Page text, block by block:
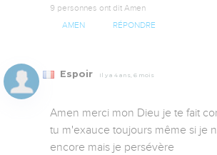
9 personnes ont dit Amen
AMEN RÉPONDRE
Espoir Il y a 4 ans, 6 mois
Amen merci mon Dieu je te fait
tu m'exauce toujours même si je
encore mais je persévère